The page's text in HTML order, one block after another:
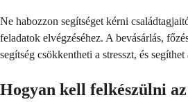
Ne habozzon segítséget kérni
feladatok elvégzéséhez. A bevásárlás,
segítség csökkentheti a stresszt, és
Hogyan kell felkészülni